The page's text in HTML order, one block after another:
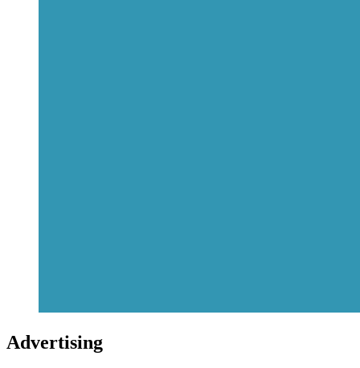
Advertising